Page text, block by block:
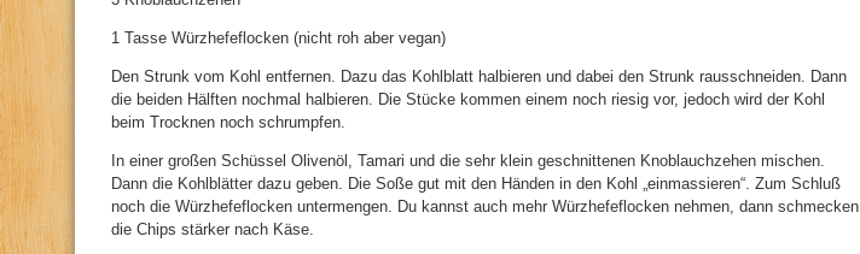
1 Tasse Würzhefeflocken (nicht roh aber vegan)
Den Strunk vom Kohl entfernen. Dazu das Kohlblatt halbieren und dabei den Strunk rausschneiden. Dann
die beiden Hälften nochmal halbieren. Die Stücke kommen einem noch riesig vor, jedoch wird der Kohl
beim Trocknen noch schrumpfen.
In einer großen Schüssel Olivenöl, Tamari und die sehr klein geschnittenen Knoblauchzehen mischen.
Dann die Kohlblätter dazu geben. Die Soße gut mit den Händen in den Kohl „einmassieren“. Zum Schluß
noch die Würzhefeflocken untermengen. Du kannst auch mehr Würzhefeflocken nehmen, dann schmecken
die Chips stärker nach Käse.